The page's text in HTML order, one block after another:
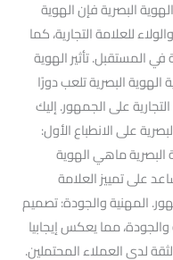
البصرية فإن الهوية
للعلامة التجارية، كما
المستقبل. تأثير الهوية
الهوية البصرية تلعب دورًا
على الجمهور. إليك
على الانطباع الأول:
البصرية ماهي الهوية
على تمييز العلامة
المهنية والجودة: تصميم
مما يعكس إيجابيا
لدى العملاء المحتملين.